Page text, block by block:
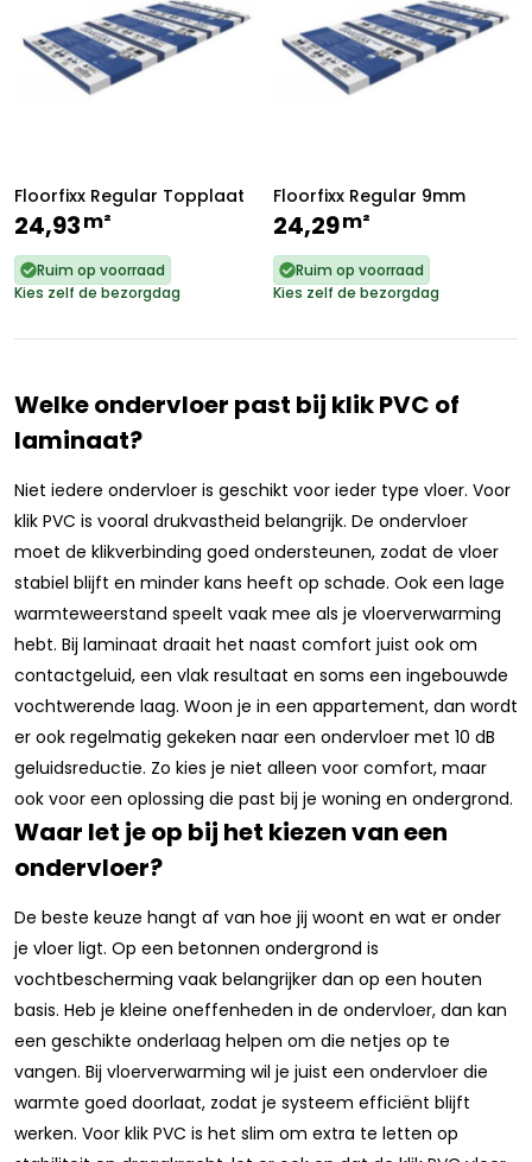
Floorfixx Regular Topplaat
24,93m²
Ruim op voorraad
Kies zelf de bezorgdag
Floorfixx Regular 9mm
24,29m²
Ruim op voorraad
Kies zelf de bezorgdag
Welke ondervloer past bij klik PVC of
laminaat?
Niet iedere ondervloer is geschikt voor ieder type vloer. Voor
klik PVC is vooral drukvastheid belangrijk. De ondervloer
moet de klikverbinding goed ondersteunen, zodat de vloer
stabiel blijft en minder kans heeft op schade. Ook een lage
warmteweerstand speelt vaak mee als je vloerverwarming
hebt. Bij laminaat draait het naast comfort juist ook om
contactgeluid, een vlak resultaat en soms een ingebouwde
vochtwerende laag. Woon je in een appartement, dan wordt
er ook regelmatig gekeken naar een ondervloer met 10 dB
geluidsreductie. Zo kies je niet alleen voor comfort, maar
ook voor een oplossing die past bij je woning en ondergrond.
Waar let je op bij het kiezen van een
ondervloer?
De beste keuze hangt af van hoe jij woont en wat er onder
je vloer ligt. Op een betonnen ondergrond is
vochtbescherming vaak belangrijker dan op een houten
basis. Heb je kleine oneffenheden in de ondervloer, dan kan
een geschikte onderlaag helpen om die netjes op te
vangen. Bij vloerverwarming wil je juist een ondervloer die
warmte goed doorlaat, zodat je systeem efficiënt blijft
werken. Voor klik PVC is het slim om extra te letten op